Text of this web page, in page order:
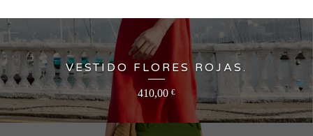
VESTIDO FLORES ROJAS.
410,00 €